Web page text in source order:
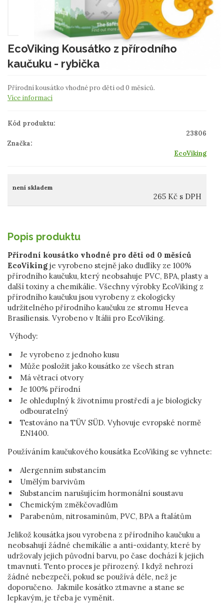
EcoViking Kousátko z přírodního
kaučuku - rybička
Přírodní kousátko vhodné pro děti od 0 měsíců.
Více informací
Kód produktu:
23806
Značka:
EcoViking
není skladem
265 Kč s DPH
Popis produktu
Přírodní kousátko vhodné pro děti od 0 měsíců
EcoVikingje vyrobeno stejně jako dudlíky ze 100%
přírodního kaučuku, který neobsahuje PVC, BPA, plasty a
další toxiny a chemikálie. Všechny výrobky EcoViking z
přírodního kaučuku jsou vyrobeny z ekologicky
udržitelného přírodního kaučuku ze stromu Hevea
Brasiliensis. Vyrobeno v Itálii pro EcoViking.
Výhody:
Je vyrobeno z jednoho kusu
Může posložit jako kousátko ze všech stran
Má větrací otvory
Je 100% přírodní
Je ohleduplný k životnímu prostředí a je biologicky
odbouratelný
Testováno na TÜV SÜD. Vyhovuje evropské normě
EN1400.
Používáním kaučukového kousátka EcoViking se vyhnete:
Alergenním substancím
Umělým barvivům
Substancím narušujícím hormonální soustavu
Chemickým změkčovadlům
Parabenům, nitrosaminům, PVC, BPA a ftalátům
Jelikož kousátka jsou vyrobena z přírodního kaučuku a
neobsahují žádné chemikálie a anti-oxidanty, které by
udržovaly jejich původní barvu, po čase dochází k jejich
tmavnutí. Tento proces je přirozený. I když nehrozí
žádné nebezpečí, pokud se používá déle, než je
doporučeno. Jakmile kosátko ztmavne a stane se
lepkavým, je třeba je vyměnit.